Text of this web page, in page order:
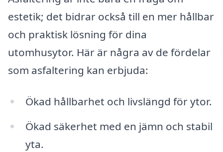
estetik; det bidrar också till en mer hållbar
och praktisk lösning för dina
utomhusytor. Här är några av de fördelar
som asfaltering kan erbjuda:
Ökad hållbarhet och livslängd för ytor.
Ökad säkerhet med en jämn och stabil
yta.